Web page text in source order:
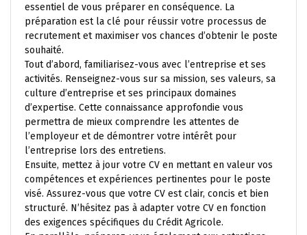
essentiel de vous préparer en conséquence. La
préparation est la clé pour réussir votre processus de
recrutement et maximiser vos chances d’obtenir le poste
souhaité.
Tout d’abord, familiarisez-vous avec l’entreprise et ses
activités. Renseignez-vous sur sa mission, ses valeurs, sa
culture d’entreprise et ses principaux domaines
d’expertise. Cette connaissance approfondie vous
permettra de mieux comprendre les attentes de
l’employeur et de démontrer votre intérêt pour
l’entreprise lors des entretiens.
Ensuite, mettez à jour votre CV en mettant en valeur vos
compétences et expériences pertinentes pour le poste
visé. Assurez-vous que votre CV est clair, concis et bien
structuré. N’hésitez pas à adapter votre CV en fonction
des exigences spécifiques du Crédit Agricole.